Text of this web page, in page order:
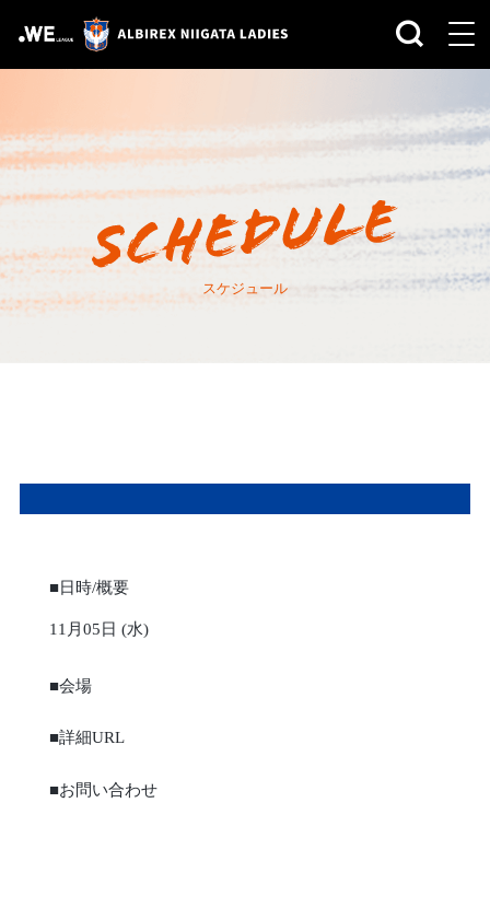
スケジュール
■日時/概要
11月05日 (水)
■会場
■詳細URL
■お問い合わせ